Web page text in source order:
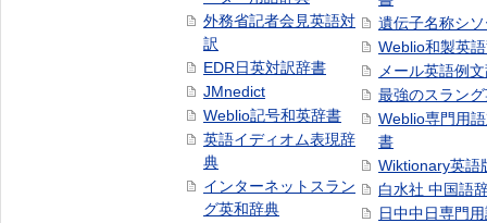
外務省記者会見英語対
訳
EDR日英対訳辞書
JMnedict
Weblio記号和英辞書
英語イディオム表現辞
典
インターネットスラン
グ英和辞典
遺伝子名称シ
Weblio和製英
メール英語例
最強のスラン
Weblio専門用
書
Wiktionary英語
白水社 中国語
日中中日専門